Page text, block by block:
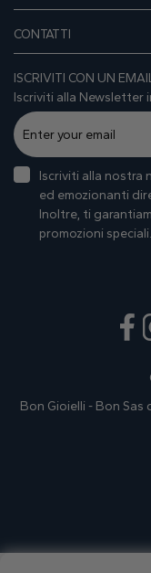
CONTATTI
ISCRIVITI CON UN
Iscriviti alla Newsletter
Iscriviti alla nostra
ed emozionanti
Inoltre, ti
promozioni speciali.
Bon Gioielli - Bon Sas